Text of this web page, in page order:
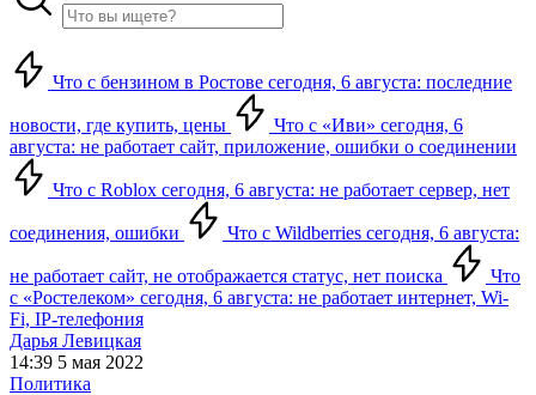
Что с бензином в Ростове сегодня, 6 августа: последние
новости, где купить, цены
Что с «Иви» сегодня, 6
августа: не работает сайт, приложение, ошибки о соединении
Что с Roblox сегодня, 6 августа: не работает сервер, нет
соединения, ошибки Что с Wildberries сегодня, 6 августа:
не работает сайт, не отображается статус, нет поиска
Что
с «Ростелеком» сегодня, 6 августа: не работает интернет, Wi-
Fi, IP-телефония
Дарья Левицкая
14:39 5 мая 2022
Политика